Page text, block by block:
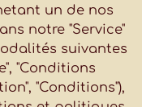
un de nos
notre "Service"
suivantes
"Conditions
"Conditions"),